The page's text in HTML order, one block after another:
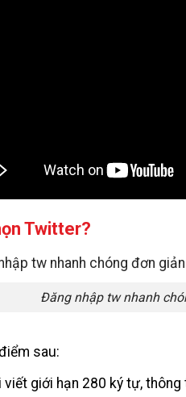
Twitter?
Đăng nhập tw nhanh
sau:
viết giới hạn 280 ký tự,